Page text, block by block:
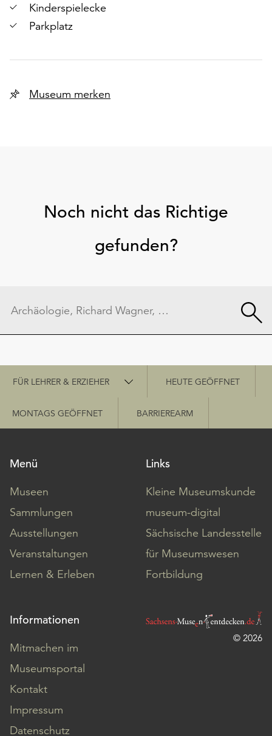
Kinderspielecke
Parkplatz
Museum merken
Noch nicht das Richtige
gefunden?
Schnellzugriff
FÜR LEHRER & ERZIEHER HEUTE GEÖFFNET
MONTAGS GEÖFFNET BARRIEREARM
Menü
Museen
Sammlungen
Ausstellungen
Veranstaltungen
Lernen & Erleben
Links
Kleine Museumskunde
museum-digital
Sächsische Landesstelle
für Museumswesen
Fortbildung
Informationen
Mitmachen im
Museumsportal
Kontakt
Impressum
Datenschutz
© 2026